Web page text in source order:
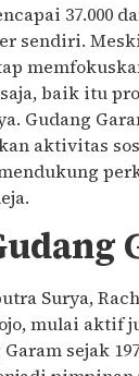
37.000
sendiri.
baik itu
Gudang
aktivitas
Surya,
mulai aktif
sejak